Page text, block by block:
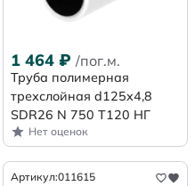
1 464 ₽ /пог.м.
Труба полимерная
трехслойная d125x4,8
SDR26 N 750 Т120 НГ
Нет оценок
Артикул:011615